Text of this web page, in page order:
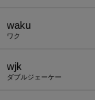
waku
ワク
wjk
ダブルジェーケー